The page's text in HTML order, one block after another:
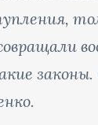
законы.